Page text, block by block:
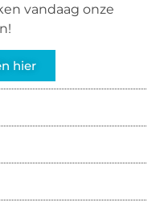
vandaag onze
hier